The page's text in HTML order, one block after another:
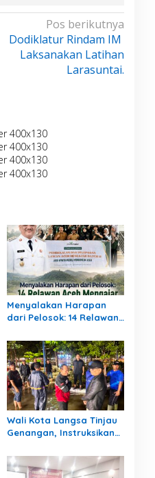
Pos berikutnya
Dodiklatur Rindam IM
Laksanakan Latihan
Larasuntai.
Menyalakan Harapan
dari Pelosok: 14 Relawan
di Pedalaman Aceh
Tamiang
Wali Kota Langsa Tinjau
Genangan, Instruksikan